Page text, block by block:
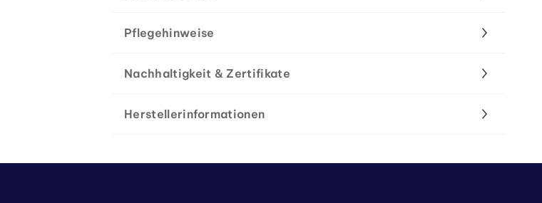
Pflegehinweise
Nachhaltigkeit & Zertifikate
Herstellerinformationen